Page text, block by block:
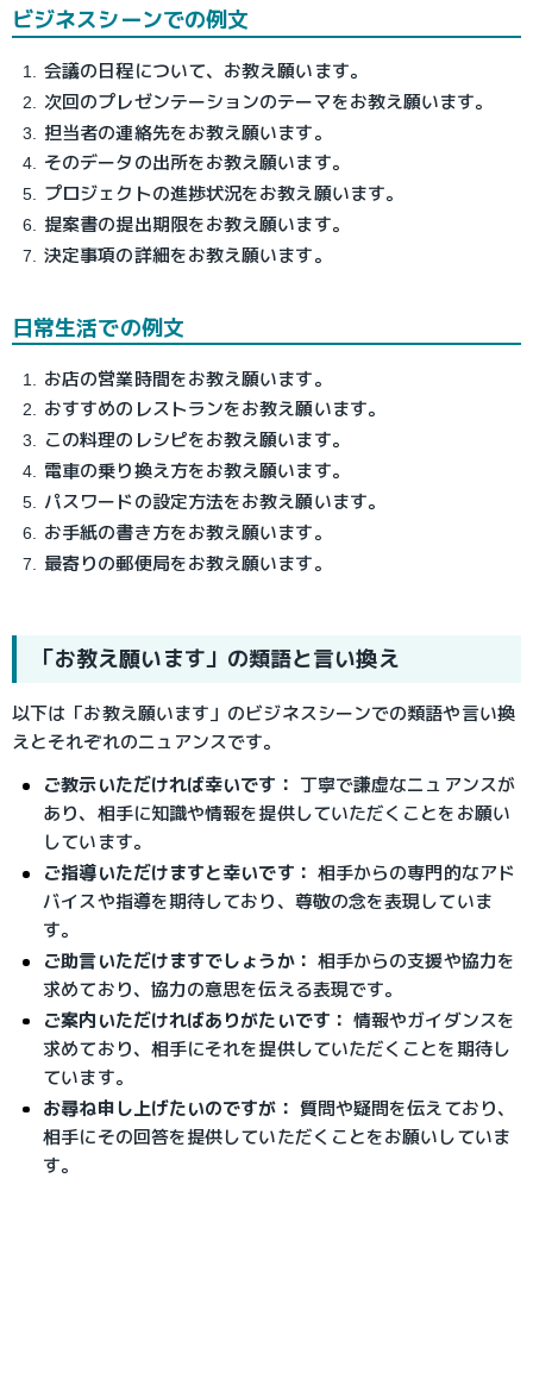
ビジネスシーンでの例文
会議の日程について、お教え願います。
次回のプレゼンテーションのテーマをお教え願います。
担当者の連絡先をお教え願います。
そのデータの出所をお教え願います。
プロジェクトの進捗状況をお教え願います。
提案書の提出期限をお教え願います。
決定事項の詳細をお教え願います。
日常生活での例文
お店の営業時間をお教え願います。
おすすめのレストランをお教え願います。
この料理のレシピをお教え願います。
電車の乗り換え方をお教え願います。
パスワードの設定方法をお教え願います。
お手紙の書き方をお教え願います。
最寄りの郵便局をお教え願います。
「お教え願います」の類語と言い換え
以下は「お教え願います」のビジネスシーンでの類語や言い換
えとそれぞれのニュアンスです。
ご教示いただければ幸いです： 丁寧で謙虚なニュアンスが
あり、相手に知識や情報を提供していただくことをお願い
しています。
ご指導いただけますと幸いです： 相手からの専門的なアド
バイスや指導を期待しており、尊敬の念を表現していま
す。
ご助言いただけますでしょうか： 相手からの支援や協力を
求めており、協力の意思を伝える表現です。
ご案内いただければありがたいです： 情報やガイダンスを
求めており、相手にそれを提供していただくことを期待し
ています。
お尋ね申し上げたいのですが： 質問や疑問を伝えており、
相手にその回答を提供していただくことをお願いしていま
す。